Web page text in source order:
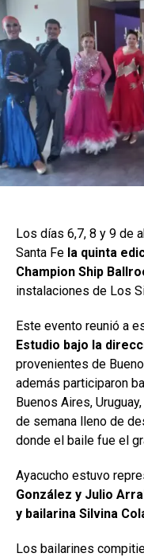
Los días 6,7, 8 y 9 de
Santa Fe la quinta
Champion Ship
instalaciones de Los
Este evento reunió a
Estudio bajo la
provenientes de
además participaron
Buenos Aires,
de semana lleno de
donde el baile fue el
Ayacucho estuvo
González y Julio
y bailarina Silvina
Los bailarines